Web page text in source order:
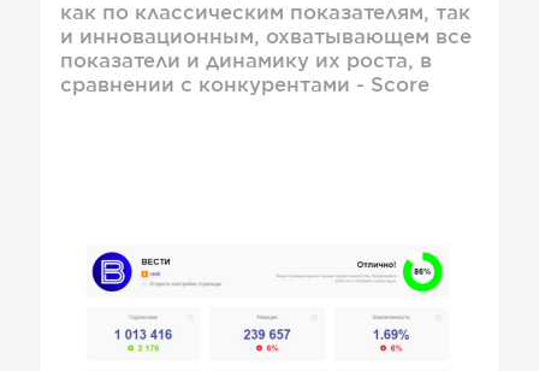
как по классическим показателям, так
и инновационным, охватывающем все
показатели и динамику их роста, в
сравнении с конкурентами - Score